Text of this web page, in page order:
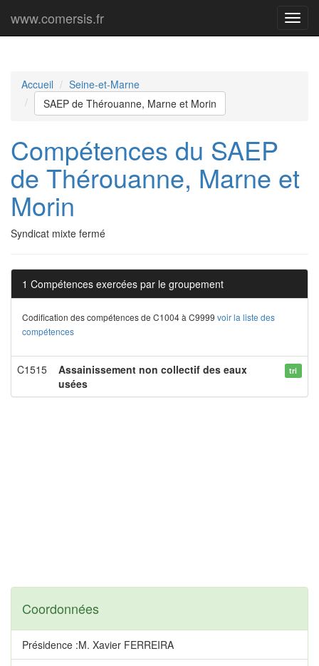
Menu
www.comersis.fr
Accueil
Seine-et-Marne
SAEP de Thérouanne, Marne et Morin
Compétences du SAEP
de Thérouanne, Marne et
Morin
Syndicat mixte fermé
1 Compétences exercées par le groupement
Codification des compétences de C1004 à C9999 voir la liste des
compétences
C1515
Assainissement non collectif des eaux
usées
tri
Coordonnées
Présidence :M. Xavier FERREIRA